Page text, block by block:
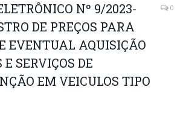
Nº 9/2023-
DE PREÇOS PARA
EVENTUAL AQUISIÇÃO
E SERVIÇOS DE
EM VEICULOS TIPO
0